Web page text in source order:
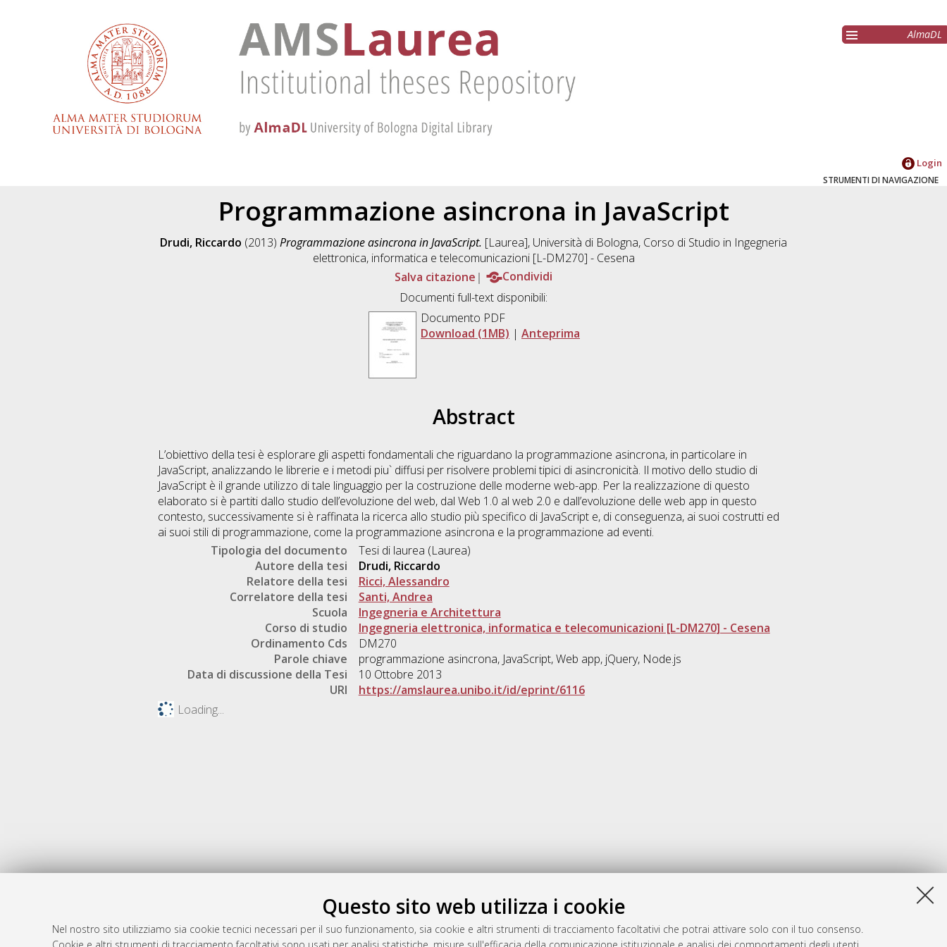
Questo sito web utilizza i cookie
Nel nostro sito utilizziamo sia cookie tecnici necessari per il suo funzionamento, sia cookie e altri strumenti di tracciamento facoltativi che potrai attivare solo con il tuo consenso.
AlmaDL
Login
STRUMENTI DI NAVIGAZIONE
Programmazione asincrona in JavaScript
Drudi, Riccardo (2013) Programmazione asincrona in JavaScript. [Laurea], Università di Bologna, Corso di Studio in Ingegneria
elettronica, informatica e telecomunicazioni [L-DM270] - Cesena
Salva citazione
Condividi
Documenti full-text disponibili:
Documento PDF
Download (1MB) | Anteprima
Abstract
L’obiettivo della tesi è esplorare gli aspetti fondamentali che riguardano la programmazione asincrona, in particolare in
JavaScript, analizzando le librerie e i metodi piu` diffusi per risolvere problemi tipici di asincronicità. Il motivo dello studio di
JavaScript è il grande utilizzo di tale linguaggio per la costruzione delle moderne web-app. Per la realizzazione di questo
elaborato si è partiti dallo studio dell’evoluzione del web, dal Web 1.0 al web 2.0 e dall’evoluzione delle web app in questo
contesto, successivamente si è raffinata la ricerca allo studio più specifico di JavaScript e, di conseguenza, ai suoi costrutti ed
ai suoi stili di programmazione, come la programmazione asincrona e la programmazione ad eventi.
Tipologia del documento
Tesi di laurea (Laurea)
Autore della tesi
Drudi, Riccardo
Relatore della tesi
Ricci, Alessandro
Correlatore della tesi
Santi, Andrea
Scuola
Ingegneria e Architettura
Corso di studio
Ingegneria elettronica, informatica e telecomunicazioni [L-DM270] - Cesena
Ordinamento Cds
DM270
Parole chiave
programmazione asincrona, JavaScript, Web app, jQuery, Node.js
Data di discussione della Tesi
10 Ottobre 2013
URI
https://amslaurea.unibo.it/id/eprint/6116
Loading...
Gestione del documento: